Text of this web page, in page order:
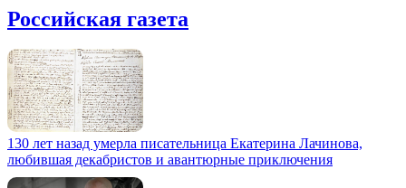
Российская газета
130 лет назад умерла писательница Екатерина Лачинова,
любившая декабристов и авантюрные приключения